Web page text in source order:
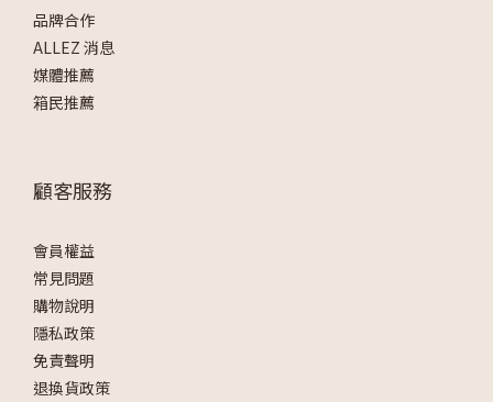
品牌合作
ALLEZ 消息
媒體推薦
箱民推薦
顧客服務
會員權益
常見問題
購物說明
隱私政策
免責聲明
退換貨政策